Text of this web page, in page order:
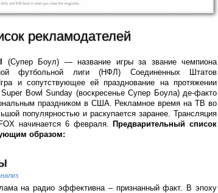
рекламодателей
(Супер Боул) — название игры за звание чемпиона
футбольной лиги (НФЛ) Соединенных Штатов
и сопутствующее ей празднование на протяжении
Bowl Sunday (воскресенье Супер Боула) де-факто
праздником в США. Рекламное время на ТВ во
популярностью и раскупается заранее. Трансляция
начинается 6 февраля.
Предварительный список
образом:
на радио эффективна – признанный факт. В эпоху